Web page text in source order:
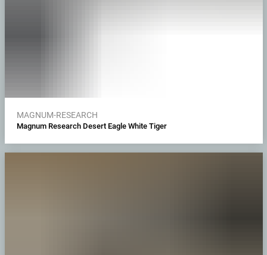
MAGNUM-RESEARCH
Magnum Research Desert Eagle White Tiger